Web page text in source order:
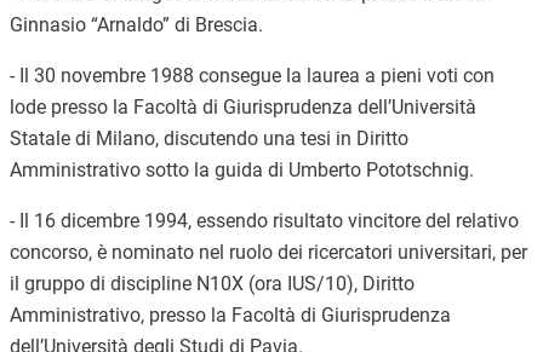
Ginnasio “Arnaldo” di Brescia.
- Il 30 novembre 1988 consegue la laurea a pieni voti con
lode presso la Facoltà di Giurisprudenza dell’Università
Statale di Milano, discutendo una tesi in Diritto
Amministrativo sotto la guida di Umberto Pototschnig.
- Il 16 dicembre 1994, essendo risultato vincitore del relativo
concorso, è nominato nel ruolo dei ricercatori universitari, per
il gruppo di discipline N10X (ora IUS/10), Diritto
Amministrativo, presso la Facoltà di Giurisprudenza
dell’Università degli Studi di Pavia.